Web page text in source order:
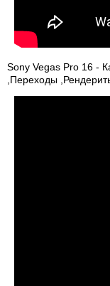
Sony Vegas Pro 16 -
,Переходы